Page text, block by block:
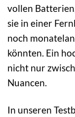
vollen
sie in einer
noch
könnten. Ein
nicht nur
Nuancen.
In unseren